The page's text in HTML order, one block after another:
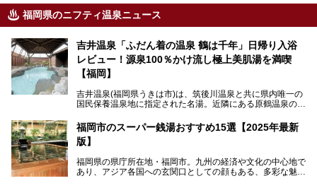
福岡県のニフティ温泉ニュース
吉井温泉「ふだん着の温泉 鶴は千年」日帰り入浴
レビュー！源泉100％かけ流し極上美肌湯を満喫
【福岡】
吉井温泉(福岡県うきは市)は、筑後川温泉と共に県内唯一の
国民保養温泉地に指定された名湯。近隣にある原鶴温泉の観
す。
「ふだん着の温泉 鶴は千年」は、吉井温泉にある日帰り入
住民や温泉ファンに愛され続けています。今回は筆者自ら日
帰り入浴し、自慢の温泉を中心に詳細レビューします！
福岡市のスーパー銭湯おすすめ15選【2025年最新
版】
福岡県の県庁所在地・福岡市。九州の経済や文化の中心地で
あり、アジア各国への玄関口としての顔もある、多彩な魅力